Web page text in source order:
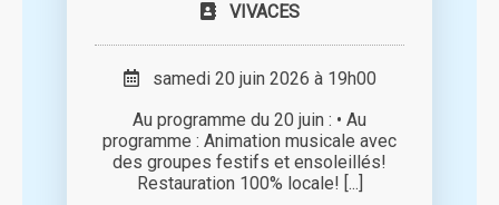
VIVACES
samedi 20 juin 2026 à 19h00
Au programme du 20 juin : • Au
programme : Animation musicale avec
des groupes festifs et ensoleillés!
Restauration 100% locale! [...]